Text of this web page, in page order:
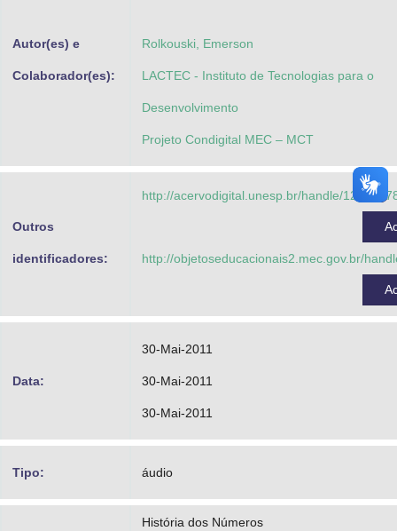
Autor(es) e
Colaborador(es):
Rolkouski, Emerson
LACTEC - Instituto de Tecnologias para o
Desenvolvimento
Projeto Condigital MEC – MCT
Outros
identificadores:
http://acervodigital.unesp.br/handle/
http://objetoseducacionais2.mec.gov.br/
Data:
30-Mai-2011
30-Mai-2011
30-Mai-2011
Tipo: áudio
História dos Números